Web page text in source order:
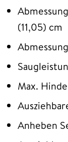
(11,05) cm
Max.
Anheben